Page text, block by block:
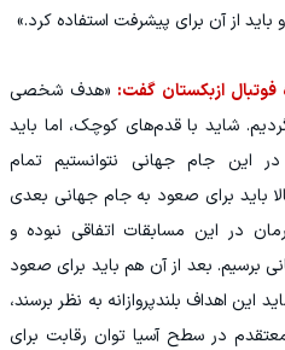
از آن برای پیشرفت استفاده کرد.»
فوتبال ازبکستان گفت: «هدف شخصی
شاید با قدم‌های کوچک، اما باید
این جام جهانی نتوانستیم تمام
باید برای صعود به جام جهانی بعدی
در این مسابقات اتفاقی نبوده و
برسیم. بعد از آن هم باید برای صعود
این اهداف بلندپروازانه به نظر برسند،
در سطح آسیا توان رقابت برای